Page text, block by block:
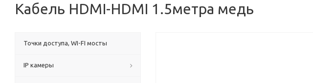
Кабель HDMI-HDMI 1.5метра медь
Точки доступа, WI-FI мосты
IP камеры